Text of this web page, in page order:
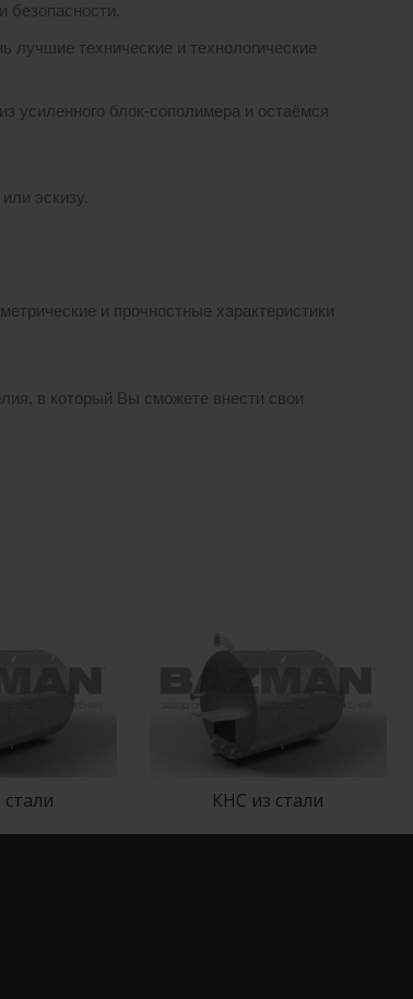
безопасности.
технические и технологические
усиленного блок-сополимера и остаёмся
эскизу.
и прочностные характеристики
в который Вы сможете внести свои
КНС из стали